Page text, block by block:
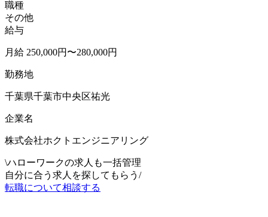
職種
その他
給与
月給 250,000円〜280,000円
勤務地
千葉県千葉市中央区祐光
企業名
株式会社ホクトエンジニアリング
\ハローワークの求人も一括管理
自分に合う求人を探してもらう /
転職について相談する